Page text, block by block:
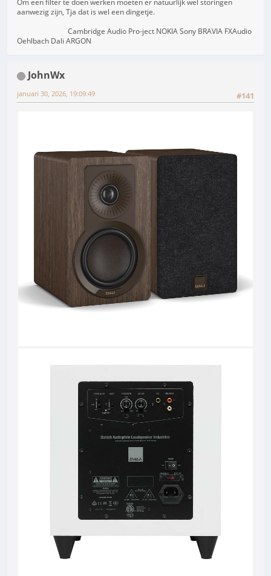
Om een filter te doen werken moeten er natuurlijk wel storingen
aanwezig zijn, Tja dat is wel een dingetje.
Cambridge Audio Pro-ject NOKIA Sony BRAVIA FXAudio
Oehlbach Dali ARGON
JohnWx
#141
januari 30, 2026, 19:09:49